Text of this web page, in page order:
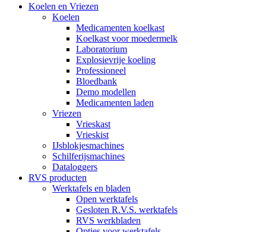
Koelen en Vriezen
Koelen
Medicamenten koelkast
Koelkast voor moedermelk
Laboratorium
Explosievrije koeling
Professioneel
Bloedbank
Demo modellen
Medicamenten laden
Vriezen
Vrieskast
Vrieskist
IJsblokjesmachines
Schilferijsmachines
Dataloggers
RVS producten
Werktafels en bladen
Open werktafels
Gesloten R.V.S. werktafels
RVS werkbladen